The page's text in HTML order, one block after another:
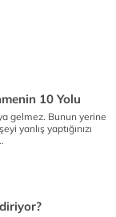
10 Yolu
gelmez. Bunun yerine
yanlış yaptığınızı